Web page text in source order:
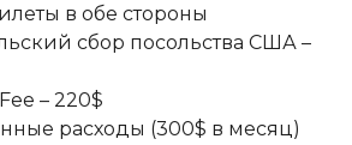
в обе стороны
сбор посольства США –
– 220$
расходы (300$ в месяц)